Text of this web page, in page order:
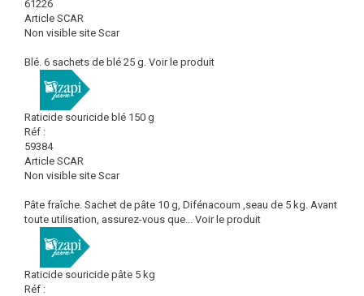
61226
Article SCAR
Non visible site Scar
Blé. 6 sachets de blé 25 g. Voir le produit
Raticide souricide blé 150 g
Réf :
59384
Article SCAR
Non visible site Scar
Pâte fraîche. Sachet de pâte 10 g, Difénacoum ,seau de 5 kg. Avant
toute utilisation, assurez-vous que... Voir le produit
Raticide souricide pâte 5 kg
Réf :